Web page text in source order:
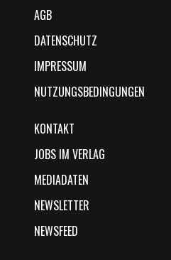
AGB
DATENSCHUTZ
IMPRESSUM
NUTZUNGSBEDINGUNGEN
KONTAKT
JOBS IM VERLAG
MEDIADATEN
NEWSLETTER
NEWSFEED